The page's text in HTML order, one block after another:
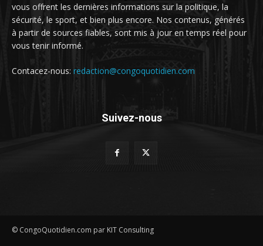
vous offrent les dernières informations sur la politique, la
sécurité, le sport, et bien plus encore. Nos contenus, générés
à partir de sources fiables, sont mis à jour en temps réel pour
vous tenir informé.
Contacez-nous: redaction@congoquotidien.com
Suivez-nous
© CongoQuotidien.com par KIT Consulting